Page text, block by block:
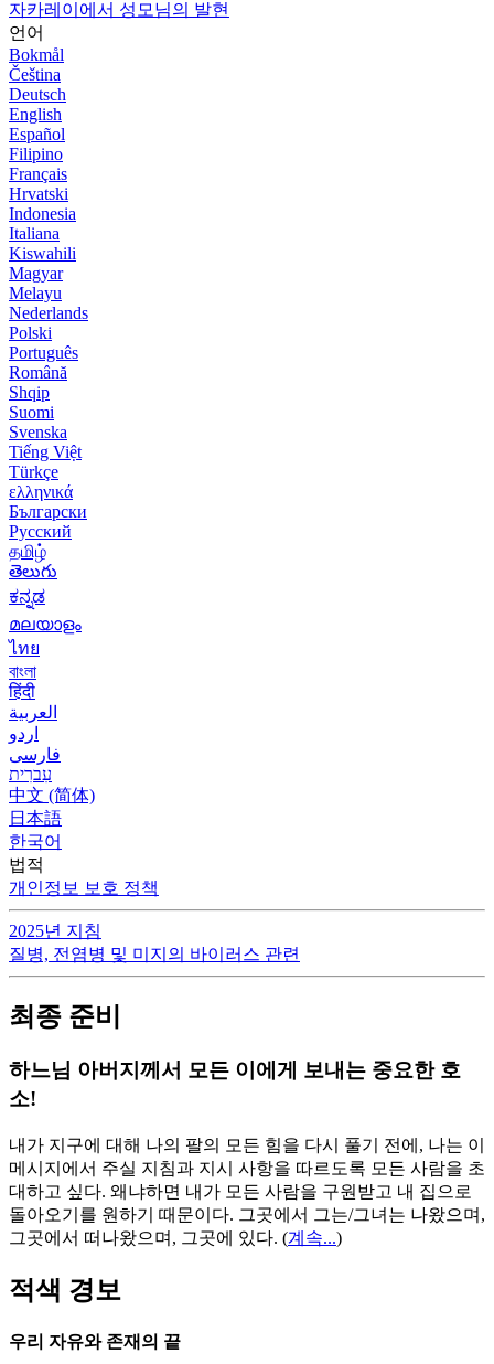
자카레이에서 성모님의 발현
언어
Bokmål
Čeština
Deutsch
English
Español
Filipino
Français
Hrvatski
Indonesia
Italiana
Kiswahili
Magyar
Melayu
Nederlands
Polski
Português
Română
Shqip
Suomi
Svenska
Tiếng Việt
Türkçe
ελληνικά
Български
Русский
தமிழ்
తెలుగు
ಕನ್ನಡ
മലയാളം
ไทย
বাংলা
हिंदी
العربية
اردو
فارسی
עִברִית
中文 (简体)
日本語
한국어
법적
개인정보 보호 정책
2025년 지침
질병, 전염병 및 미지의 바이러스 관련
최종 준비
하느님 아버지께서 모든 이에게 보내는 중요한 호
소!
내가 지구에 대해 나의 팔의 모든 힘을 다시 풀기 전에, 나는 이
메시지에서 주실 지침과 지시 사항을 따르도록 모든 사람을 초
대하고 싶다. 왜냐하면 내가 모든 사람을 구원받고 내 집으로
돌아오기를 원하기 때문이다. 그곳에서 그는/그녀는 나왔으며,
그곳에서 떠나왔으며, 그곳에 있다. (계속...)
적색 경보
우리 자유와 존재의 끝